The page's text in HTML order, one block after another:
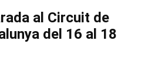
al Circuit de
del 16 al 18